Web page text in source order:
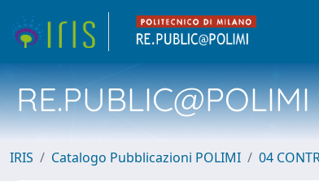
RE.PUBLIC@POLIMI
IRIS Catalogo Pubblicazioni POLIMI 04